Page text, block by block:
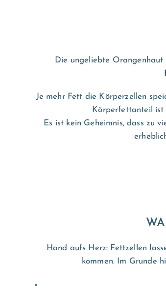
Die ungeliebte Orangenhaut
Je mehr Fett die Körperzellen
Körperfettanteil ist
Es ist kein Geheimnis, dass zu
Hand aufs Herz: Fettzellen
kommen. Im Grunde